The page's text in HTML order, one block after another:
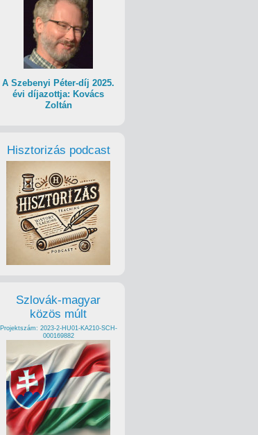
A Szebenyi Péter-díj 2025.
évi díjazottja: Kovács
Zoltán
Hisztorizás podcast
Szlovák-magyar
közös múlt
Projektszám: 2023-2-HU01-KA210-SCH-
000169882